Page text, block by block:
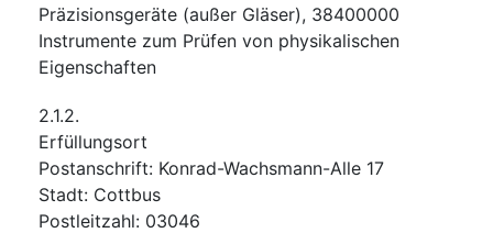
Präzisionsgeräte (außer Gläser), 38400000
Instrumente zum Prüfen von physikalischen
Eigenschaften
2.1.2.
Erfüllungsort
Postanschrift: Konrad-Wachsmann-Alle 17
Stadt: Cottbus
Postleitzahl: 03046